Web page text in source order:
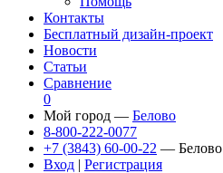
Контакты
Бесплатный дизайн-проект
Новости
Статьи
Сравнение
0
Мой город — Белово
8-800-222-0077
+7 (3843) 60-00-22 — Белово
Вход | Регистрация